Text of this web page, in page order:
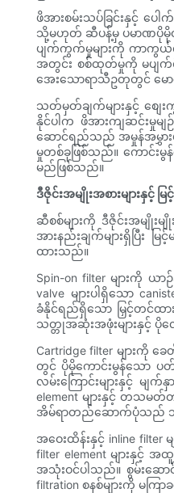
ဖိအားစမ်းသပ်ခြင်းနှင့် ပ
သို့မဟုတ် ဆီပန့်မှ ပမာဏပိုမို
ပျက်ကွက်မှုများကို ကာကွယ်
အတွင်း စစ်ထုတ်မှုကို မပျက်စီ
အေးသောရာသီဥတုတွင် မော
သတ်မှတ်ချက်များနှင့် စျေ
နိုင်ပါက ဖိအားကျဆင်းမှုမ
ဆောင်ရည်သည် အမှုန်အမွှားမ
မှုတစ်ခုဖြစ်သည်။ ကောင်းမွ
မည်ဖြစ်သည်။
ဒီဇိုင်းအမျိုးအစားများနှင့် မ
ဆီစစ်များကို ဒီဇိုင်းအမျိုး
အားနည်းချက်များရှိပြီး
ထားသည်။
Spin-on filter များကို
valve များပါရှိသော
ခံနိုင်ရည်ရှိသော မြှင့်တင်ထာ
သတ္တုအဆုံးအဖုံးများနှင့် ပို
Cartridge filter များ
တွင် ပိုမိုကောင်းမွန်သော ပတ်
လမ်းကြောင်းများနှင့် မ
element များနှင့် တသမ
အိမ်ရာတည်ဆောက်ပုံသည် သင်၏
အဝေးထိန်းနှင့် inline
filter element များနှင့်
အသုံးဝင်ပါသည်။ စွမ်းဆော
filtration စနစ်များကို မ